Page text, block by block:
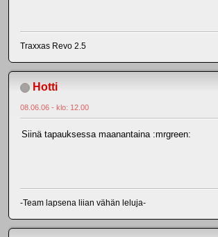
Traxxas Revo 2.5
Hotti
08.06.06 - klo: 12.00
Siinä tapauksessa maanantaina :mrgreen:
-Team lapsena liian vähän leluja-